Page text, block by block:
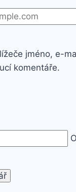
jméno, e-
komentáře.